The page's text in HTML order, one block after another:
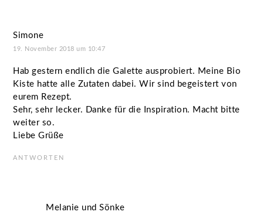
Simone
19. November 2018 um 10:47
Hab gestern endlich die Galette ausprobiert. Meine Bio
Kiste hatte alle Zutaten dabei. Wir sind begeistert von
eurem Rezept.
Sehr, sehr lecker. Danke für die Inspiration. Macht bitte
weiter so.
Liebe Grüße
ANTWORTEN
Melanie und Sönke